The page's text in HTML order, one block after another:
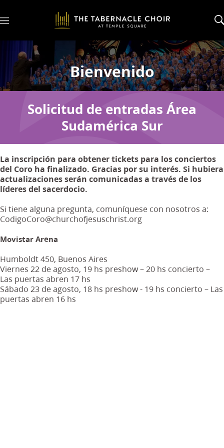
M
n
Bienvenido
Solicitud de entradas Área
Sudamérica Sur
La inscripción para obtener tickets para los conciertos
del Coro ha finalizado. Gracias por su interés. Si hubiera
actualizaciones serán comunicadas a través de los
líderes del sacerdocio.
Si tiene alguna pregunta, comuníquese con nosotros a:
CodigoCoro@churchofjesuschrist.org
Movistar Arena
Humboldt 450, Buenos Aires
Viernes 22 de agosto, 19 hs preshow – 20 hs concierto –
Las puertas abren 17 hs
Sábado 23 de agosto, 18 hs preshow - 19 hs concierto – Las
puertas abren 16 hs